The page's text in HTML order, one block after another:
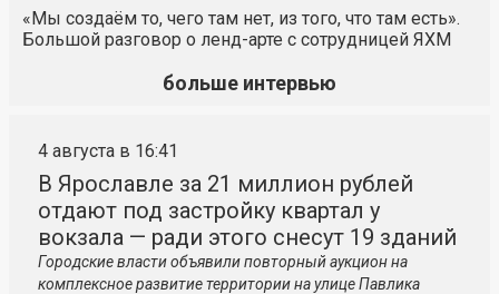
«Мы создаём то, чего там нет, из того, что там есть».
Большой разговор о ленд-арте с сотрудницей ЯХМ
больше интервью
4 августа в 16:41
В Ярославле за 21 миллион рублей
отдают под застройку квартал у
вокзала — ради этого снесут 19 зданий
Городские власти объявили повторный аукцион на
комплексное развитие территории на улице Павлика